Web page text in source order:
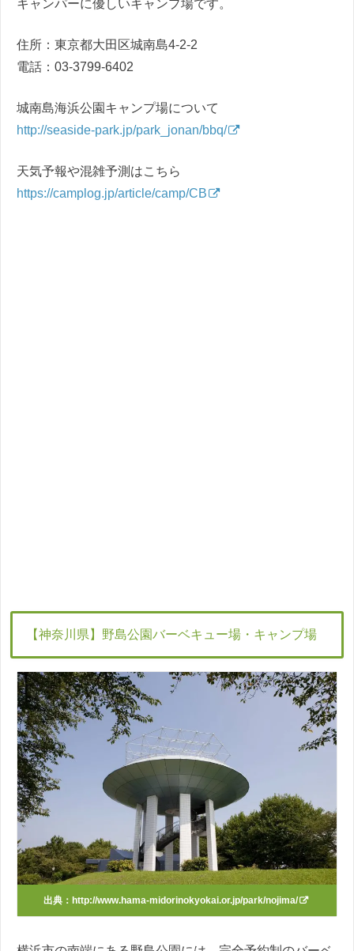
キャンパーに優しいキャンプ場です。
住所：東京都大田区城南島4-2-2
電話：03-3799-6402
城南島海浜公園キャンプ場について
http://seaside-park.jp/park_jonan/bbq/
天気予報や混雑予測はこちら
https://camplog.jp/article/camp/CB
【神奈川県】野島公園バーベキュー場・キャンプ場
出典： http://www.hama-midorinokyokai.or.jp/park/nojima/